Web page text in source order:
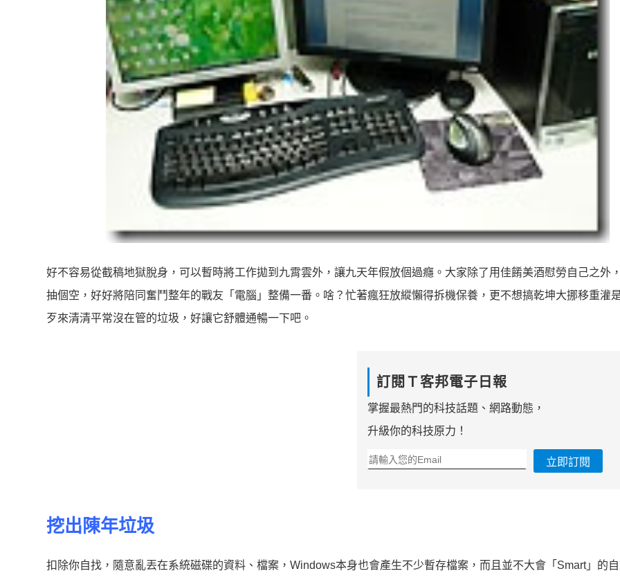
好不容易從截稿地獄脫身，可以暫時將工作拋到九霄雲外，讓九天年假放個過癮。大家除了用佳餚美酒慰勞自己之外
抽個空，好好將陪同奮鬥整年的戰友「電腦」整備一番。啥？忙著瘋狂放縱懶得拆機保養，更不想搞乾坤大挪移重灌
歹來清清平常沒在管的垃圾，好讓它舒體通暢一下吧。
訂閱Ｔ客邦電子日報
掌握最熱門的科技話題、網路動態，
升級你的科技原力！
立即訂閱
挖出陳年垃圾
扣除你自找，隨意亂丟在系統磁碟的資料、檔案，Windows本身也會產生不少暫存檔案，而且並不大會「Smart」的